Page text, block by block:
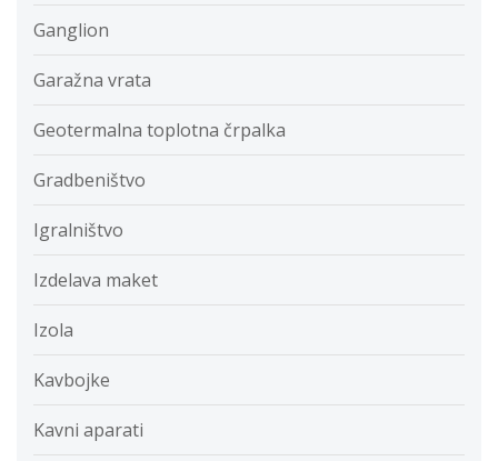
Ganglion
Garažna vrata
Geotermalna toplotna črpalka
Gradbeništvo
Igralništvo
Izdelava maket
Izola
Kavbojke
Kavni aparati